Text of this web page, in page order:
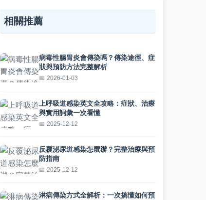
相關推薦
病毒性腸胃炎會傳染嗎？傳染途徑、症
狀與預防方法完整解析
2026-01-03
上呼吸道感染英文全攻略：症狀、治療
與實用詞彙一次看懂
2025-12-12
反覆泌尿道感染怎麼辦？完整治療與預
防指南
2025-12-12
淋病傳染方式全解析：一次搞懂如何預